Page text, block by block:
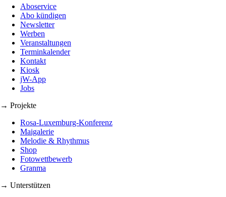
Aboservice
Abo kündigen
Newsletter
Werben
Veranstaltungen
Terminkalender
Kontakt
Kiosk
jW-App
Jobs
→ Projekte
Rosa-Luxemburg-Konferenz
Maigalerie
Melodie & Rhythmus
Shop
Fotowettbewerb
Granma
→ Unterstützen